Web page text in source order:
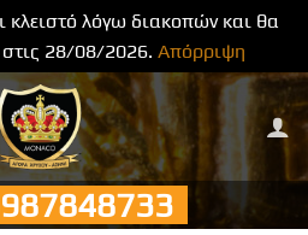
κλειστό λόγω διακοπών και θα
στις 28/08/2026. Απόρριψη